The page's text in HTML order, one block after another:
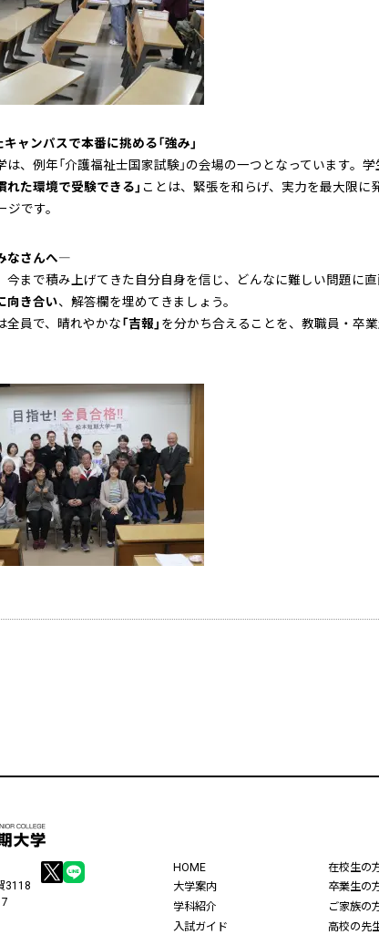
ャンパスで本番に挑める「強み」
は、例年「介護福祉士国家試験」の会場の一つとなっています。学
れた環境で受験できる」 ことは、緊張を和らげ、実力を最大限に
です。
なさんへ―
今まで積み上げてきた自分自身を信じ、どんなに難しい問題に直
向き合い、解答欄を埋めてきましょう。
全員で、晴れやかな「吉報」 を分かち合えることを、教職員・卒
HOME
大学案内
学科紹介
入試ガイド
在校生の
卒業生の
ご家族の
高校の先
3118